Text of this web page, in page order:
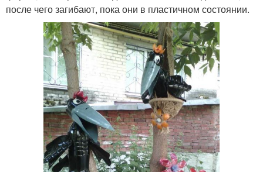
после чего загибают, пока они в пластичном состоянии.